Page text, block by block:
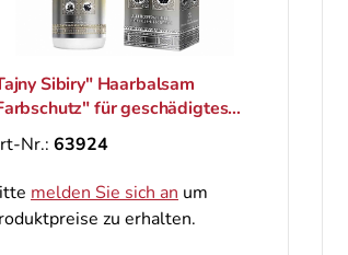
Sibiry" Haarbalsam
für geschädigtes
coloriertes Haarе, 300 ml
Nr.: 63924
melden Sie sich an um
zu erhalten.